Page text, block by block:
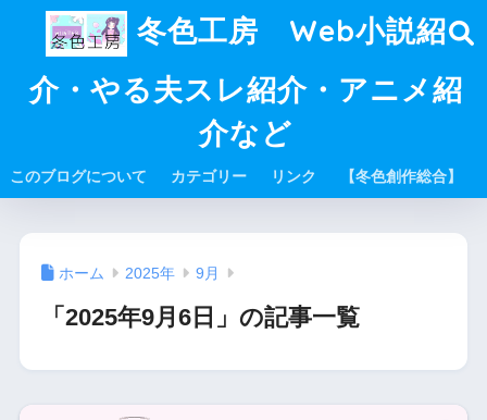
冬色工房 Web小説紹
介・やる夫スレ紹介・アニメ紹
介など
このブログについて カテゴリー リンク 【冬色創作総合】
ホーム 2025年 9月
「2025年9月6日」の記事一覧